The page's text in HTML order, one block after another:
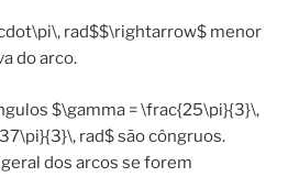
rad$$\rightarrow$ menor
do arco.
$\gamma = \frac{25\pi}{3}\,
rad$ são côngruos.
dos arcos se forem